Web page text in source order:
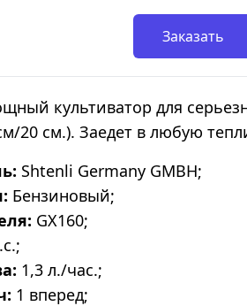
Заказать
культиватор для
20 см.). Заедет в любую
Shtenli Germany GMBH;
Бензиновый;
GX160;
1,3 л./час.;
1 вперед;